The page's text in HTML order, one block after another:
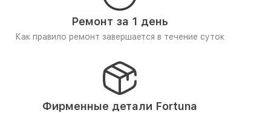
Ремонт за 1 день
Как правило ремонт завершается в течение суток
Фирменные детали Fortuna